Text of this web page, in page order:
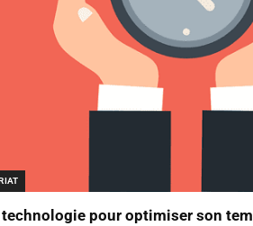
pour optimiser son